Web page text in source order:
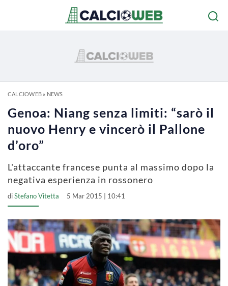
CALCIOWEB» NEWS
Genoa: Niang senza limiti: “sarò il
nuovo Henry e vincerò il Pallone
d’oro”
L'attaccante francese punta al massimo dopo la
negativa esperienza in rossonero
diStefano Vitetta 5 Mar 2015 | 10:41